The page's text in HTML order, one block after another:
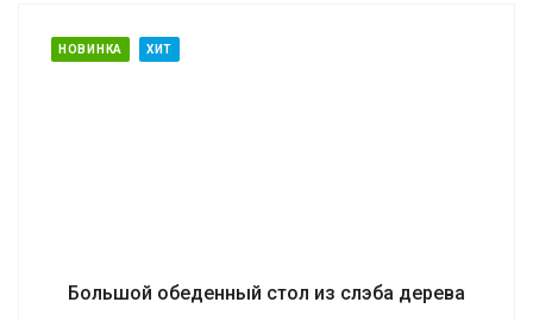
НОВИНКА ХИТ
Большой обеденный стол из слэба дерева